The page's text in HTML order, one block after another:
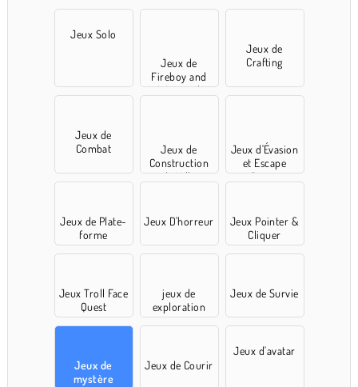
Jeux Solo
Jeux de
Fireboy and
Watergirl
Jeux de
Crafting
Jeux de
Combat
Jeux de
Construction
de Ville
Jeux d'Évasion
et Escape
Room
Jeux de Plate-
forme
Jeux D'horreur
Jeux Pointer &
Cliquer
Jeux Troll Face
Quest
jeux de
exploration
Jeux de Survie
Jeux de
mystère
Jeux de Courir
Jeux d'avatar